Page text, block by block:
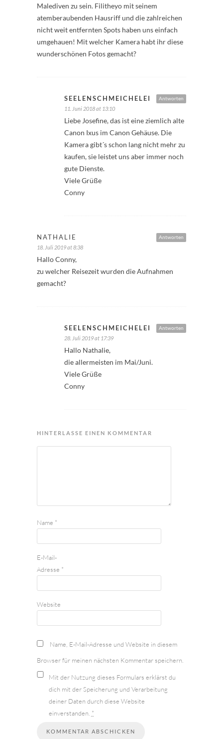
Malediven zu sein. Filitheyo mit seinem
atemberaubenden Hausriff und die zahlreichen
nicht weit entfernten Spots haben uns einfach
umgehauen! Mit welcher Kamera habt ihr diese
wunderschönen Fotos gemacht?
Antworten
SEELENSCHMEICHELEI
11. Juni 2018 at 13:10
Liebe Josefine, das ist eine ziemlich alte
Canon Ixus im Canon Gehäuse. Die
Kamera gibt´s schon lang nicht mehr zu
kaufen, sie leistet uns aber immer noch
gute Dienste.
Viele Grüße
Conny
Antworten
NATHALIE
18. Juli 2019 at 8:38
Hallo Conny,
zu welcher Reisezeit wurden die Aufnahmen
gemacht?
Antworten
SEELENSCHMEICHELEI
28. Juli 2019 at 17:39
Hallo Nathalie,
die allermeisten im Mai/Juni.
Viele Grüße
Conny
HINTERLASSE EINEN KOMMENTAR
Name *
E-Mail-
Adresse *
Website
Name, E-Mail-Adresse und Website in diesem
Browser für meinen nächsten Kommentar speichern.
Mit der Nutzung dieses Formulars erklärst du
dich mit der Speicherung und Verarbeitung
deiner Daten durch diese Website
einverstanden. *